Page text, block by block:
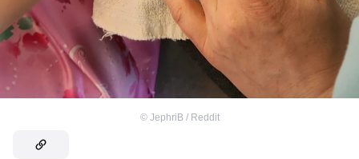
© JephriB / Reddit